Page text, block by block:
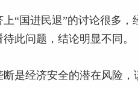
“国进民退”的讨论很多
此问题，结论明显不同。
是经济安全的潜在风险，